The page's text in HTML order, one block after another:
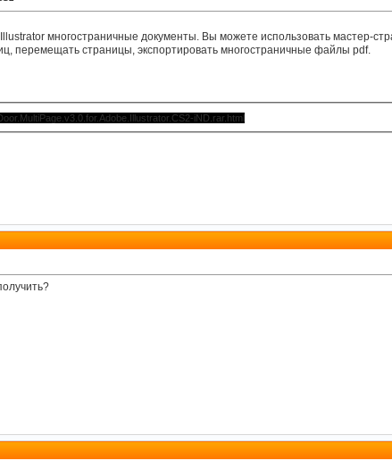
многостраничные документы. Вы можете использовать мастер-
перемещать страницы, экспортировать многостраничные файлы pdf.
iND.rar.html